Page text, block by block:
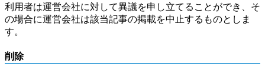
利用者は運営会社に対して異議を申し立てることができ、そ
の場合に運営会社は該当記事の掲載を中止するものとしま
す。
削除